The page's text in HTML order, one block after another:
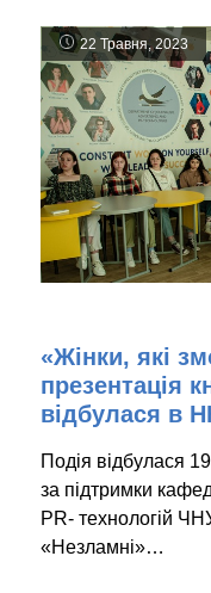
22 Травня, 2023
«Жінки, які
презентація
відбулася в
Подія відбулася
за підтримки
PR- технологій
«Незламні»…